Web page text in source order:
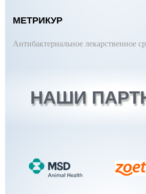
МЕТРИКУР
Антибактериальное лекарственное
НАШИ